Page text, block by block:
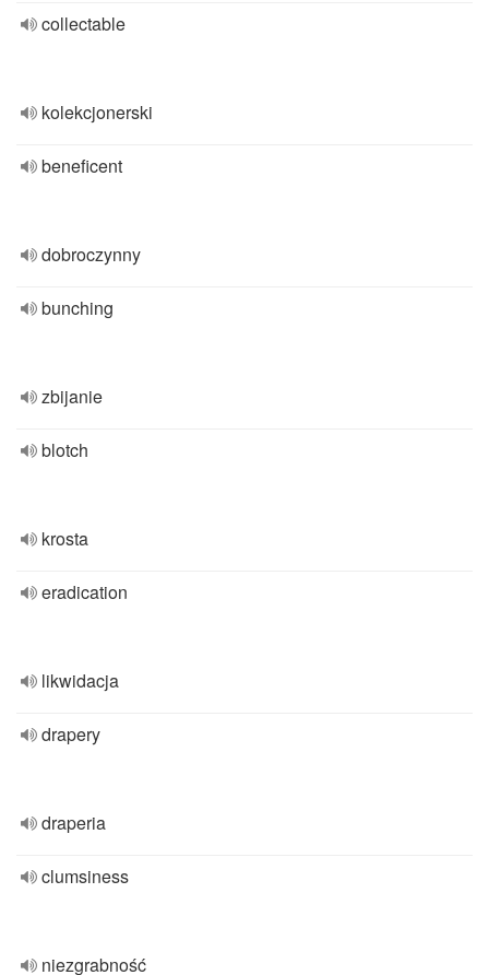
collectable
kolekcjonerski
beneficent
dobroczynny
bunching
zbijanie
blotch
krosta
eradication
likwidacja
drapery
draperia
clumsiness
niezgrabność